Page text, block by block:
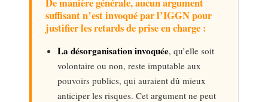
suffisant n’est invoqué par l’IGGN pour
justifier les retards de prise en charge :
La désorganisation invoquée, qu’elle soit
volontaire ou non, reste imputable aux
pouvoirs publics, qui auraient dû mieux
anticiper les risques. Cet argument ne peut